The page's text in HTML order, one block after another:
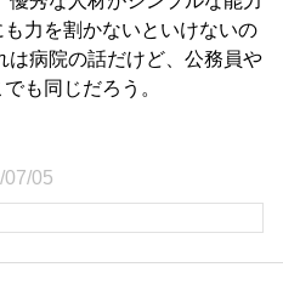
力を割かないといけないの
病院の話だけど、公務員や
も同じだろう。
07/05